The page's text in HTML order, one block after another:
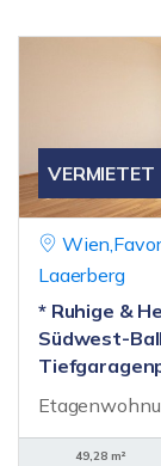
VERMIETET
Laaerberg
* Ruhige &
Südwest-
49,28 m²